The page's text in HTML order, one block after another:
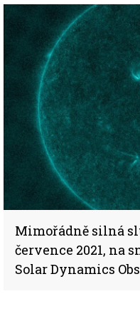
Mimořádně silná
července 2021, na
Solar Dynamics